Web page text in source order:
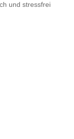
und stressfrei